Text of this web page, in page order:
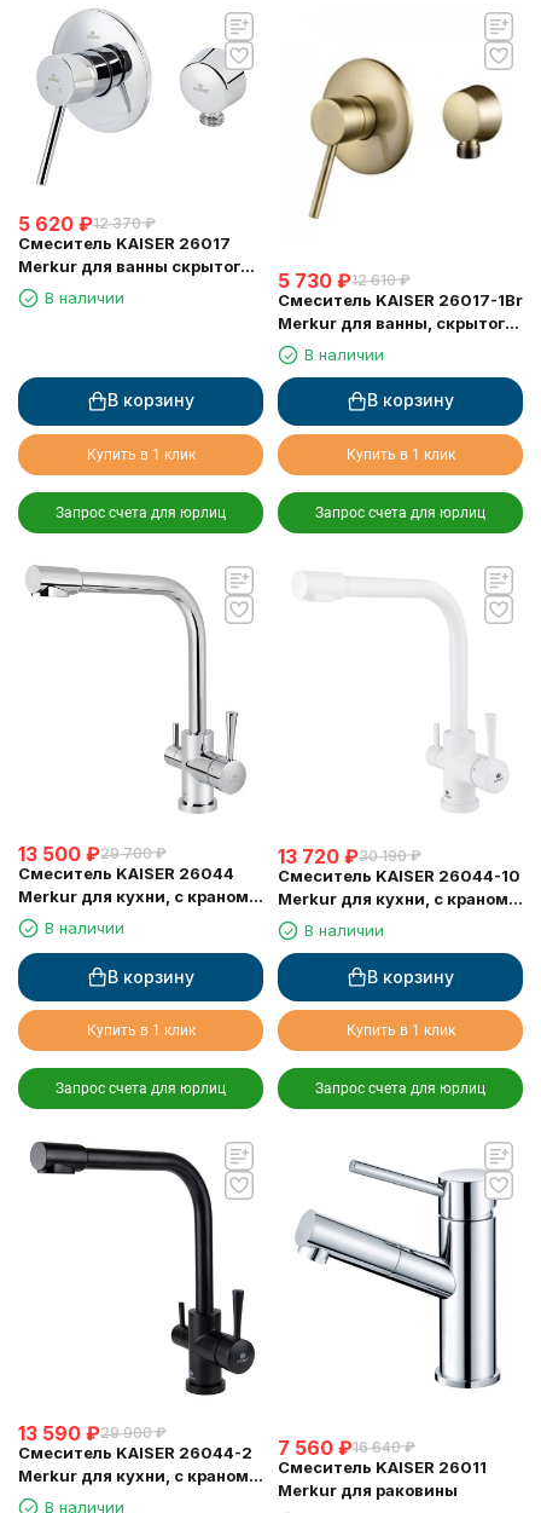
5 620 ₽12 370 ₽
Смеситель KAISER 26017
Merkur для ванны скрытого
монтажа
В наличии
В корзину
Купить в 1 клик
Запрос счета для юрлиц
5 730 ₽12 610 ₽
Смеситель KAISER 26017-1Br
Merkur для ванны, скрытого
монтажа
В наличии
В корзину
Купить в 1 клик
Запрос счета для юрлиц
13 500 ₽29 700 ₽
Смеситель KAISER 26044
Merkur для кухни, с краном
для питьевой воды, хром
В наличии
В корзину
Купить в 1 клик
Запрос счета для юрлиц
13 720 ₽30 190 ₽
Смеситель KAISER 26044-10
Merkur для кухни, с краном
для питьевой воды, белый
глянц
В наличии
В корзину
Купить в 1 клик
Запрос счета для юрлиц
13 590 ₽29 900 ₽
Смеситель KAISER 26044-2
Merkur для кухни, с краном
для питьевой воды, черный
В наличии
7 560 ₽16 640 ₽
Смеситель KAISER 26011
Merkur для раковины